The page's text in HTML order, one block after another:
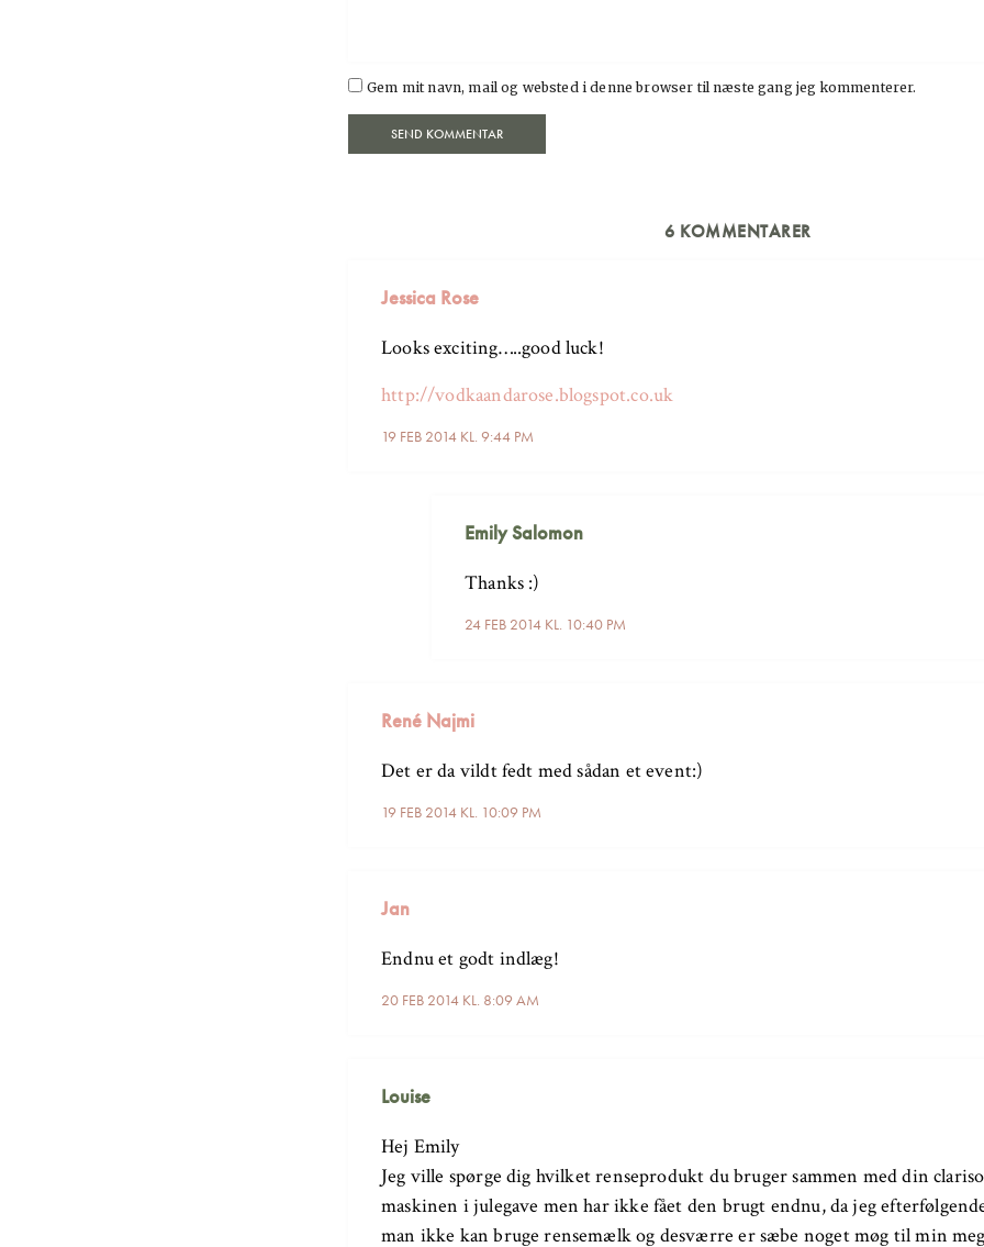
Gem mit navn, mail og websted i denne browser til næste gang jeg kommenterer.
6 KOMMENTARER
Jessica Rose
19 FEB 2014 KL. 9:44 PM
Looks exciting…..good luck!
http://vodkaandarose.blogspot.co.uk
Emily Salomon
24 FEB 2014 KL. 10:40 PM
Thanks :)
René Najmi
19 FEB 2014 KL. 10:09 PM
Det er da vildt fedt med sådan et event:)
Jan
20 FEB 2014 KL. 8:09 AM
Endnu et godt indlæg!
Louise
Hej Emily
Jeg ville spørge dig hvilket renseprodukt du bruger sammen med din
maskinen i julegave men har ikke fået den brugt endnu, da jeg
man ikke kan bruge rensemælk og desværre er sæbe noget møg til min